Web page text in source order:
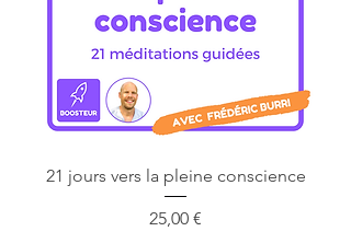
21 jours vers la pleine conscience
Prix
25,00 €